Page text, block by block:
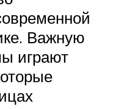
Важную
играют